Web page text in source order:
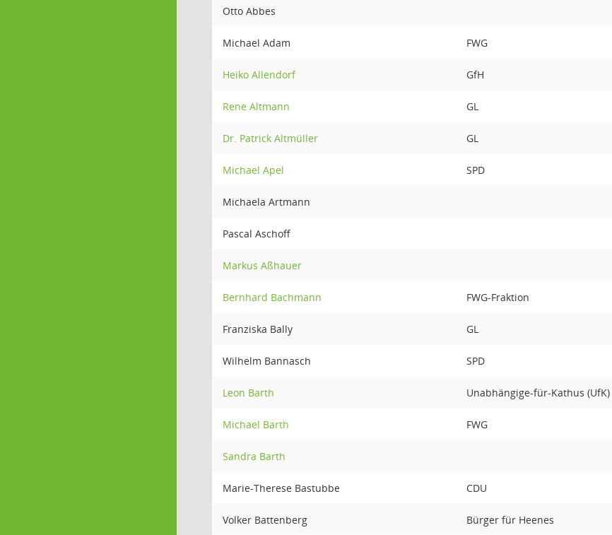
Otto Abbes
Michael Adam FWG
Heiko Allendorf GfH
Rene Altmann GL
Dr. Patrick Altmüller GL
Michael Apel SPD
Michaela Artmann
Pascal Aschoff
Markus Aßhauer
Bernhard Bachmann FWG-Fraktion
Franziska Bally GL
Wilhelm Bannasch SPD
Leon Barth Unabhängige-für-Kathus (UfK)
Michael Barth FWG
Sandra Barth
Marie-Therese Bastubbe CDU
Volker Battenberg Bürger für Heenes